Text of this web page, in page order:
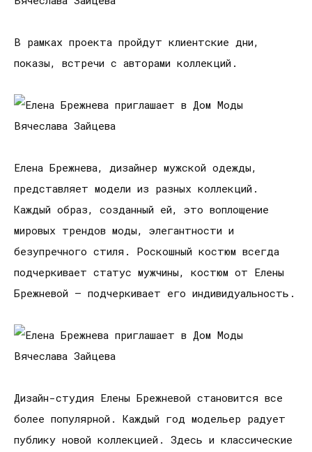
В рамках проекта пройдут клиентские дни,
показы, встречи с авторами коллекций.
Елена Брежнева, дизайнер мужской одежды,
представляет модели из разных коллекций.
Каждый образ, созданный ей, это воплощение
мировых трендов моды, элегантности и
безупречного стиля. Роскошный костюм всегда
подчеркивает статус мужчины, костюм от Елены
Брежневой — подчеркивает его индивидуальность.
Дизайн-студия Елены Брежневой становится все
более популярной. Каждый год модельер радует
публику новой коллекцией. Здесь и классические